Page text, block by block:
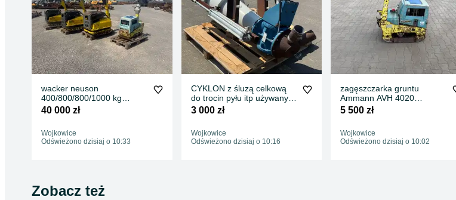
wacker neuson
400/800/800/1000 kg
komplet 4 zagęszczarki
40 000 zł
Wojkowice
Odświeżono dzisiaj o 10:33
CYKLON z śluzą celkową
do trocin pyłu itp używany
stan dobry
3 000 zł
Wojkowice
Odświeżono dzisiaj o 10:16
zagęszczarka gruntu
Ammann AVH 4020
sprawna silnik do poprawy
5 500 zł
Wojkowice
Odświeżono dzisiaj o 10:02
Zobacz też